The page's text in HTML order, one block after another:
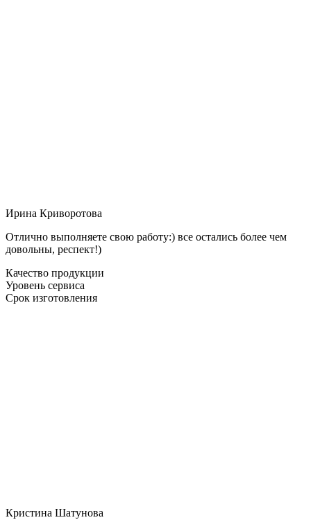
Ирина Криворотова
Отлично выполняете свою работу:) все остались более чем
довольны, респект!)
Качество продукции
Уровень сервиса
Срок изготовления
Кристина Шатунова